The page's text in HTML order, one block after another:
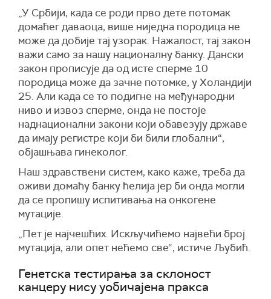
„У Србији, када се роди прво дете потомак
домаћег даваоца, више ниједна породица не
може да добије тај узорак. Нажалост, тај закон
важи само за нашу националну банку. Дански
закон прописује да од исте сперме 10
породица може да зачне потомке, у Холандији
25. Али када се то подигне на међународни
ниво и извоз сперме, онда не постоје
наднационални закони који обавезују државе
да имају регистре који би били глобални“,
објашњава гинеколог.
Наш здравствени систем, како каже, треба да
оживи домаћу банку ћелија јер би онда могли
да се пропишу испитивања на онкогене
мутације.
„Пет је најчешћих. Искључићемо највећи број
мутација, али опет нећемо све“, истиче Љубић.
Генетска тестирања за склоност
канцеру нису уобичајена пракса